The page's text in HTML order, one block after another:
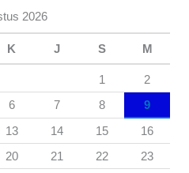
2026
K J S M
1
2
6 7 8
9
13 14 15
16
20 21 22
23